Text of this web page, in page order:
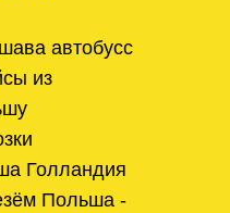
автобусс
из
Голландия
Польша -